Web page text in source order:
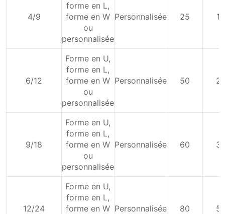
4/9
forme en L,
forme en W
ou
personnalisée
Personnalisée 25 15
6/12
Forme en U,
forme en L,
forme en W
ou
personnalisée
Personnalisée 50
9/18
Forme en U,
forme en L,
forme en W
ou
personnalisée
Personnalisée 60
12/24
Forme en U,
forme en L,
forme en W Personnalisée 80